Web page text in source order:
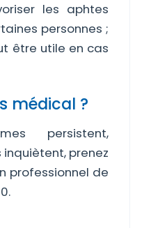
les aphtes
personnes ;
être utile en cas
médical ?
persistent,
prenez
professionnel de